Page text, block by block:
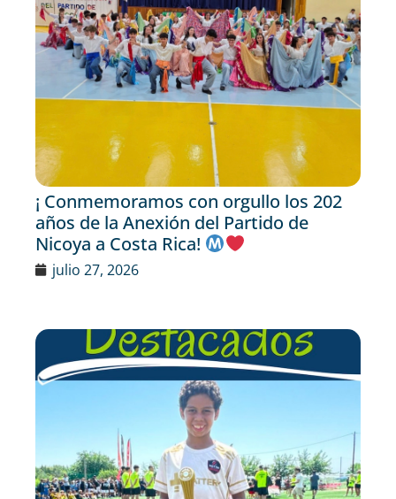
¡ Conmemoramos con orgullo los 202
años de la Anexión del Partido de
Nicoya a Costa Rica!
julio 27, 2026